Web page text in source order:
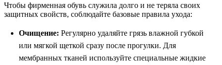
Чтобы фирменная обувь служила долго и не теряла своих
защитных свойств, соблюдайте базовые правила ухода:
Очищение: Регулярно удаляйте грязь влажной губкой
или мягкой щеткой сразу после прогулки. Для
мембранных тканей используйте специальные жидкие